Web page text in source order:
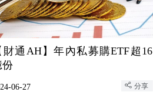
財通AH】年內私募購ETF超16
份
06-27 分享